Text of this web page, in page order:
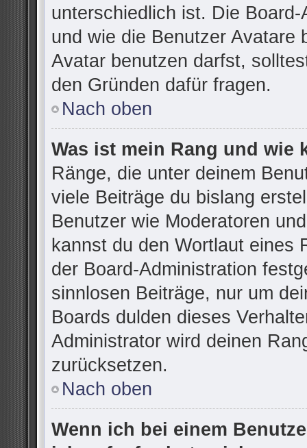
unterschiedlich ist. Die
und wie die Benutzer Avatare
Avatar benutzen darfst,
den Gründen dafür fragen.
Nach oben
Was ist mein Rang und wie
Ränge, die unter deinem
viele Beiträge du bislang
Benutzer wie Moderatoren
kannst du den Wortlaut eines
der Board-Administration
sinnlosen Beiträge, nur um
Boards dulden dieses
Administrator wird deinen
zurücksetzen.
Nach oben
Wenn ich bei einem